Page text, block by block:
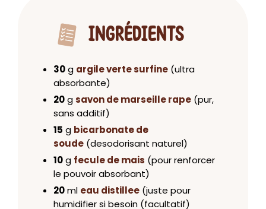
INGRÉDIENTS
30g argile verte surfine (ultra
absorbante)
20gsavon de marseille rape (pur,
sans additif)
15 g bicarbonate de
soude (desodorisant naturel)
10g fecule de mais (pour renforcer
le pouvoir absorbant)
20ml eau distillee (juste pour
humidifier si besoin (facultatif)